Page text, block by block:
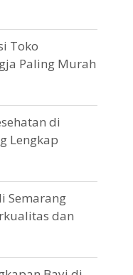
Toko
Paling Murah
di
Lengkap
Semarang
dan